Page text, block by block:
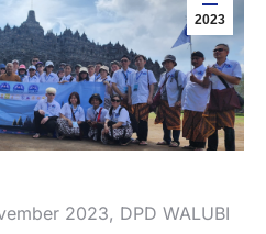
2023
2023, DPD WALUBI